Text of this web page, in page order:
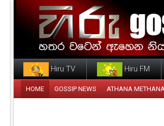
Hiru TV Hiru FM
HOME GOSSIP NEWS ATHANA METHANA